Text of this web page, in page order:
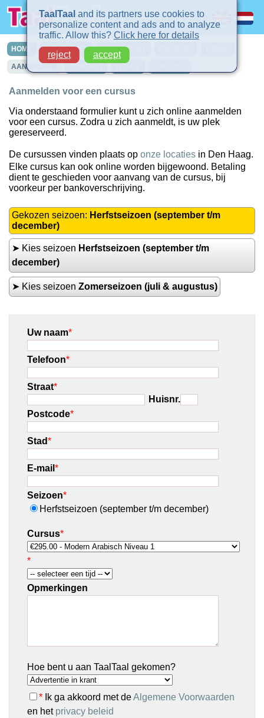
HOME CURSUSSEN IN-COMPANY
AANMELDEN
Aanmelden voor een cursus
Via onderstaand formulier kunt u zich online aanmelden
voor een cursus. Zodra u zich aanmeldt, is uw plek
gereserveerd.
De cursussen vinden plaats op onze locaties in Den Haag.
Elke cursus kan ook online worden bijgewoond. Betaling
dient te geschieden voor aanvang van de cursus, bij
voorkeur per bankoverschrijving.
Gekozen seizoen: Herfstseizoen (september t/m
december)
➤ Kies seizoen Herfstseizoen (september t/m
december)
➤ Kies seizoen Zomerseizoen (juli & augustus)
Uw naam*
Telefoon*
Straat*
Huisnr.
Postcode*
Stad*
E-mail *
Seizoen*
Herfstseizoen (september t/m december)
Cursus*
*
Opmerkingen
Hoe bent u aan TaalTaal gekomen?
* Ik ga akkoord met deAlgemene Voorwaarden
en het privacy beleid
TaalTaal and its partners use cookies to
personalize content and ads and to analyze
traffic. Allow this? Click here for details
reject
accept